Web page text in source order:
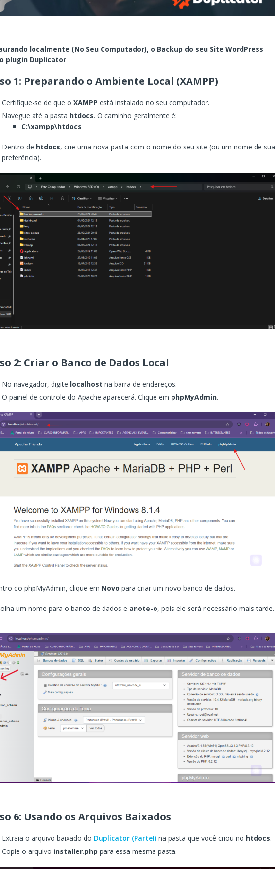
localmente (No Seu Computador), o Backup do seu Site WordPress
plugin Duplicator
1: Preparando o Ambiente Local (XAMPP)
Certifique-se de que oXAMPP está instalado no seu computador.
Navegue até a pasta htdocs. O caminho geralmente é:
C:\xampp\htdocs
Dentro de htdocs, crie uma nova pasta com o nome do seu site (ou um nome de sua
preferência).
2: Criar o Banco de Dados Local
No navegador, digite localhost na barra de endereços.
O painel de controle do Apache aparecerá. Clique em phpMyAdmin.
do phpMyAdmin, clique em Novo para criar um novo banco de dados.
um nome para o banco de dados e anote-o, pois ele será necessário mais tarde.
6: Usando os Arquivos Baixados
Extraia o arquivo baixado do Duplicator (ParteI) na pasta que você criou no htdocs.
Copie o arquivo installer.php para essa mesma pasta.